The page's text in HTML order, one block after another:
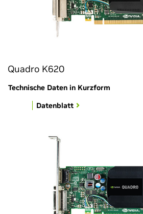
Quadro K620
Technische Daten in Kurzform
Datenblatt